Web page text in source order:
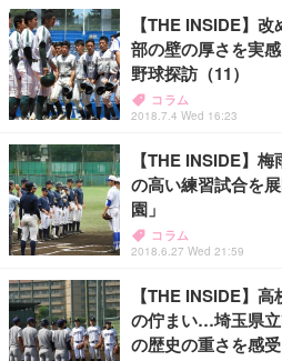
【THE INSIDE】
部の壁の厚さを実
野球探訪（11）
コラム
2018.7.4 Wed 16:23
【THE INSIDE】
の高い練習試合を
園」
コラム
2018.6.27 Wed 21:59
【THE INSIDE】
の佇まい…埼玉県
の歴史の重さを感